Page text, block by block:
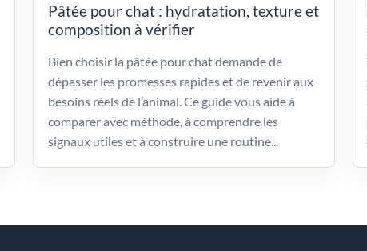
Pâtée pour chat : hydratation, texture et
composition à vérifier
Bien choisir la pâtée pour chat demande de
dépasser les promesses rapides et de revenir aux
besoins réels de l’animal. Ce guide vous aide à
comparer avec méthode, à comprendre les
signaux utiles et à construire une routine...